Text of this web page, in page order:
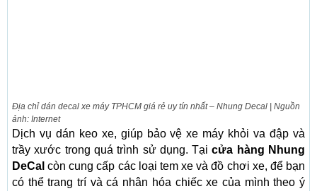
Địa chỉ dán decal xe máy TPHCM giá rẻ uy tín nhất – Nhung Decal | Nguồn
ảnh: Internet
Dịch vụ dán keo xe, giúp bảo vệ xe máy khỏi va đập và
trầy xước trong quá trình sử dụng. Tạicửa hàng Nhung
DeCal còn cung cấp các loại tem xe và đồ chơi xe, để bạn
có thể trang trí và cá nhân hóa chiếc xe của mình theo ý